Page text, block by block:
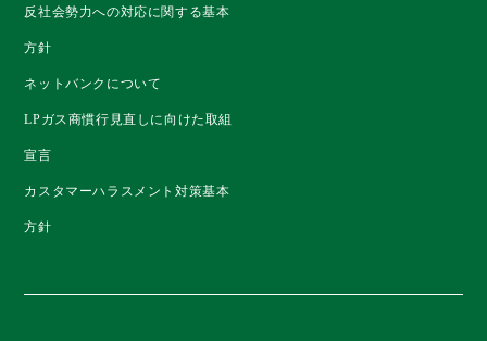
反社会勢力への対応に関する基本
方針
ネットバンクについて
LPガス商慣行見直しに向けた取組
宣言
カスタマーハラスメント対策基本
方針